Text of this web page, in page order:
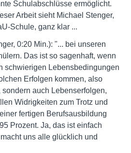
Schulabschlüsse ermöglicht.
Arbeit sieht Michael Stenger,
Schule, ganz klar ...
0:20 Min.): "... bei unseren
Das ist so sagenhaft, wenn
schwierigen Lebensbedingungen
Erfolgen kommen, also
auch Lebenserfolgen,
Widrigkeiten zum Trotz und
fertigen Berufsausbildung
Prozent. Ja, das ist einfach
uns alle glücklich und